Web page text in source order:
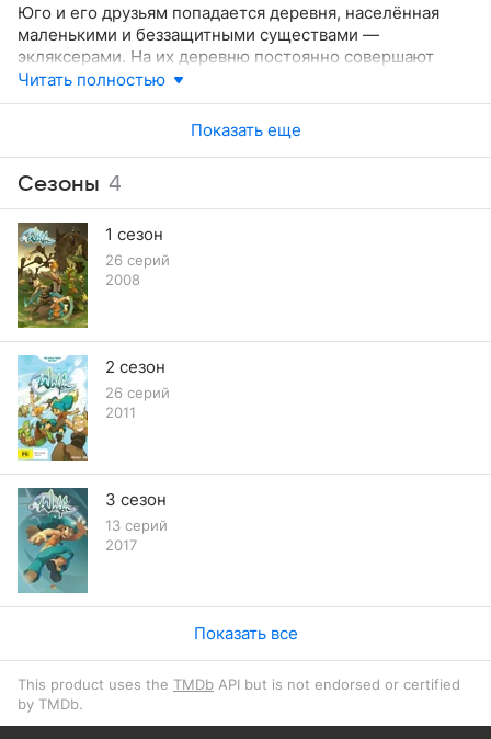
послать им воздушный поцелуй, который снимает с
принцесс их проклятье.
Юго и его друзьям попадается деревня, населённая
маленькими и беззащитными существами —
экляксерами. На их деревню постоянно совершают
набеги минотавры, ворующие у экляксеров
продовольствие. Побив первую волну минотавров,
Евангелин предлагает наставить ловушек, а
Сэдлигроув хочет обучить экляксеров боевым приёмам
приходит банда минотавров во главе с их отцом,
которого побеждает Юго. Минотавры обещают сменить
деревню для своих набегов, а экляксеры награждают
героев кучей разнообразной еды.
Читать полностью
Показать еще
Сезоны 4
1 сезон
26 серий
2008
2 сезон
26 серий
2011
3 сезон
13 серий
2017
Показать все
This product uses the TMDb API but is not endorsed or certified
by TMDb.